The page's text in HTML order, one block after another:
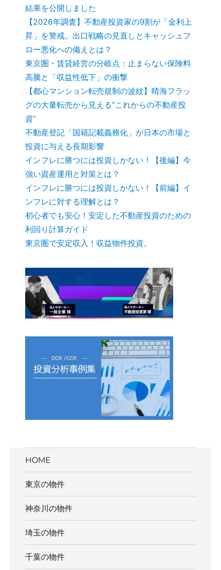
結果を公開しました
【2026年調査】不動産投資家の9割が「金利上
昇」を警戒。出口戦略の見直しとキャッシュフ
ロー悪化への備えとは？
東京圏・賃貸経営の分岐点：止まらない保険料
高騰と「収益性低下」の衝撃
【都心マンション転売規制の波紋】晴海フラッ
グの大量転売から見える“これからの不動産投
資”
不動産登記「国籍記載義務化」が日本の市場と
投資に与える長期影響
インフレに勝つには投資しかない！【後編】今
強い資産運用と対策とは？
インフレに勝つには投資しかない！【前編】イ
ンフレに対する理解とは？
初心者でも安心！安定した不動産投資のための
利回り計算ガイド
東京圏で安定収入！収益物件投資。
HOME
東京の物件
神奈川の物件
埼玉の物件
千葉の物件